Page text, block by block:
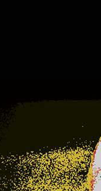
della Serie A